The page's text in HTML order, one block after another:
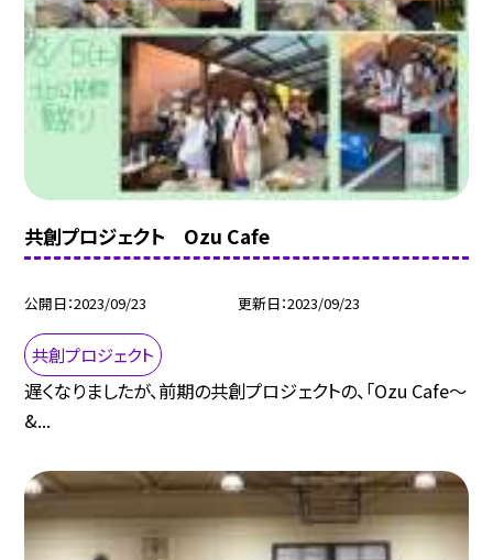
共創プロジェクト Ozu Cafe
公開日 2023/09/23 更新日 2023/09/23
共創プロジェクト
遅くなりましたが、前期の共創プロジェクトの、「Ozu Cafe〜
&...